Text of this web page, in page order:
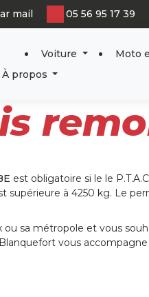
mail 05 56 95 17 39
Voiture Moto
À propos
est obligatoire si le le
supérieure à 4250 kg. Le
ou sa métropole et vous
vous